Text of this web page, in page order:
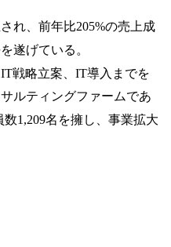
れ、前年比205%の売上成
遂げている。
戦略立案、IT導入までを
ルティングファームであ
1,209名を擁し、事業拡大